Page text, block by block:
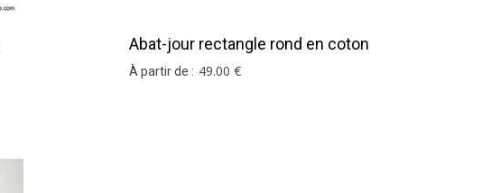
Abat-jour rectangle rond en coton
jaune pâle
À partir de : 49.00 €